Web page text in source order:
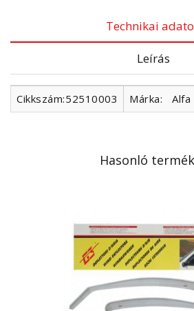
Technikai
Leírás
Cikkszám:52510003 Márka: Alfa
Hasonló